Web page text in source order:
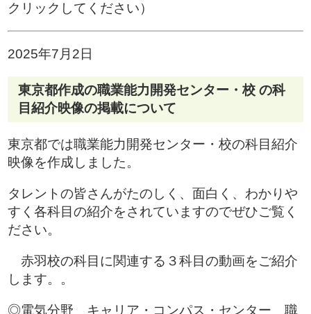
クリックしてください）
2025年7月2日
東京都作成の職業能力開発センター・校 の科
目紹介映像の掲載について
東京都では職業能力開発センター・校の科目紹介
映像を作成しました。
タレントの皆さんがたのしく、面白く、わかりや
すく各科目の紹介をされていますのでぜひご覧く
ださい。
赤羽校の科目に関連する３科目の動画をご紹介
します。。
◎電気分野 キャリア・コンパス・センター 職